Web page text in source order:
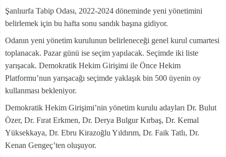
Şanlıurfa Tabip Odası, 2022-2024 döneminde yeni yönetimini
belirlemek için bu hafta sonu sandık başına gidiyor.
Odanın yeni yönetim kurulunun belirleneceği genel kurul cumartesi
toplanacak. Pazar günü ise seçim yapılacak. Seçimde iki liste
yarışacak. Demokratik Hekim Girişimi ile Önce Hekim
Platformu’nun yarışacağı seçimde yaklaşık bin 500 üyenin oy
kullanması bekleniyor.
Demokratik Hekim Girişimi’nin yönetim kurulu adayları Dr. Bulut
Özer, Dr. Fırat Erkmen, Dr. Derya Bulgur Kırbaş, Dr. Kemal
Yüksekkaya, Dr. Ebru Kirazoğlu Yıldırım, Dr. Faik Tatlı, Dr.
Kenan Gengeç’ten oluşuyor.